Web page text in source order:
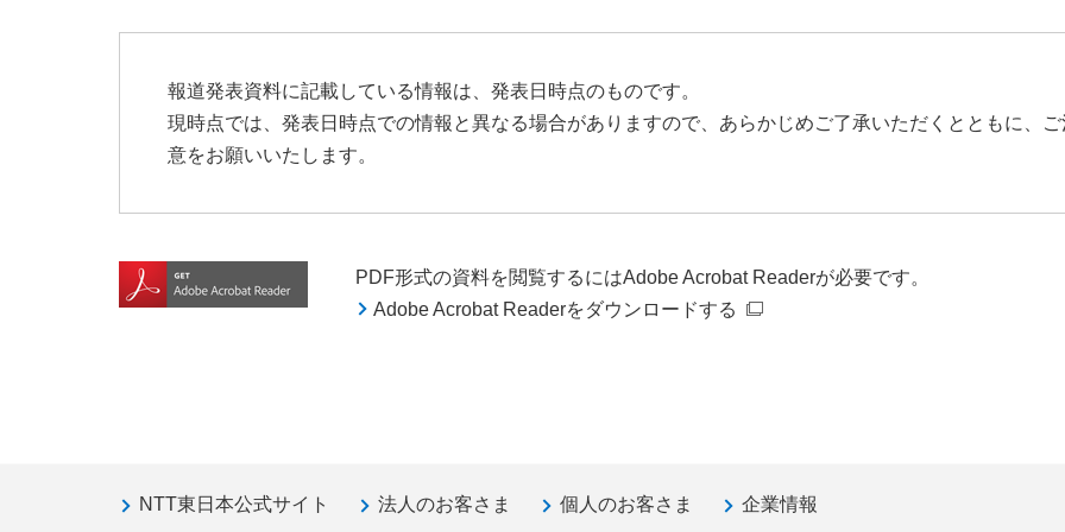
報道発表資料に記載している情報は、発表日時点のものです。
現時点では、発表日時点での情報と異なる場合がありますので、あらかじめご了承いただくとともに、ご
意をお願いいたします。
PDF形式の資料を閲覧するにはAdobe Acrobat Readerが必要です。
Adobe Acrobat Readerをダウンロードする
NTT東日本公式サイト 法人のお客さま 個人のお客さま 企業情報